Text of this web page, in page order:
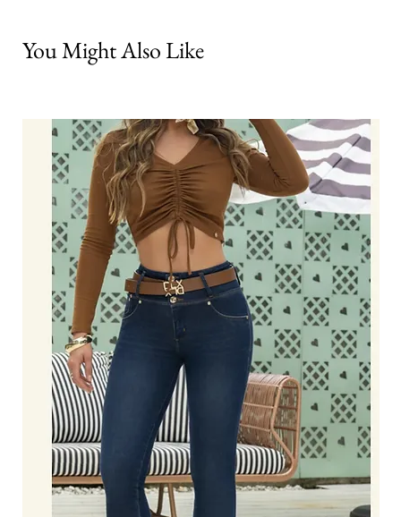
You Might Also Like